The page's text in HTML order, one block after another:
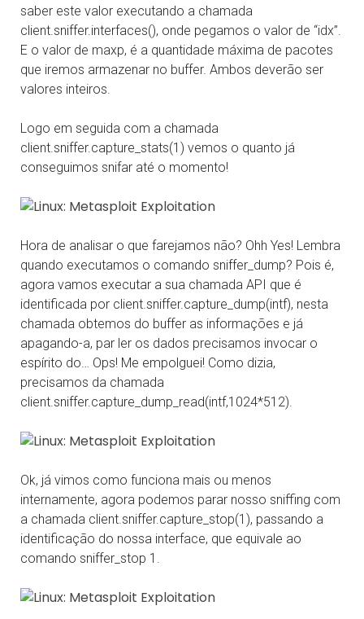
saber este valor executando a chamada
client.sniffer.interfaces(), onde pegamos o valor de “idx”.
E o valor de maxp, é a quantidade máxima de pacotes
que iremos armazenar no buffer. Ambos deverão ser
valores inteiros.
Logo em seguida com a chamada
client.sniffer.capture_stats(1) vemos o quanto já
conseguimos snifar até o momento!
Hora de analisar o que farejamos não? Ohh Yes! Lembra
quando executamos o comando sniffer_dump? Pois é,
agora vamos executar a sua chamada API que é
identificada por client.sniffer.capture_dump(intf), nesta
chamada obtemos do buffer as informações e já
apagando-a, par ler os dados precisamos invocar o
espírito do… Ops! Me empolguei! Como dizia,
precisamos da chamada
client.sniffer.capture_dump_read(intf,1024*512).
Ok, já vimos como funciona mais ou menos
internamente, agora podemos parar nosso sniffing com
a chamada client.sniffer.capture_stop(1), passando a
identificação do nossa interface, que equivale ao
comando sniffer_stop 1.